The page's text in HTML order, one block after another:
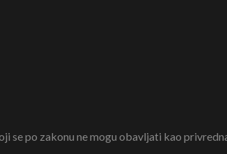
se po zakonu ne mogu obavljati kao